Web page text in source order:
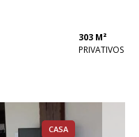
303 M²
PRIVATIVOS
CASA